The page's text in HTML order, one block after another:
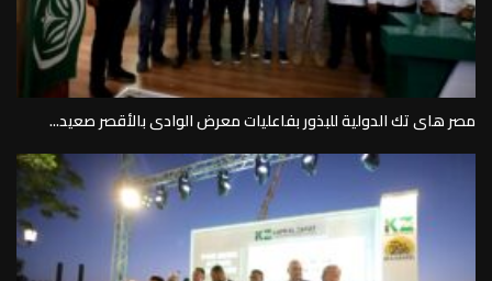
مصر هاى تك الدولية للبذور بفاعليات معرض الوادى بالأقصر صعيد...